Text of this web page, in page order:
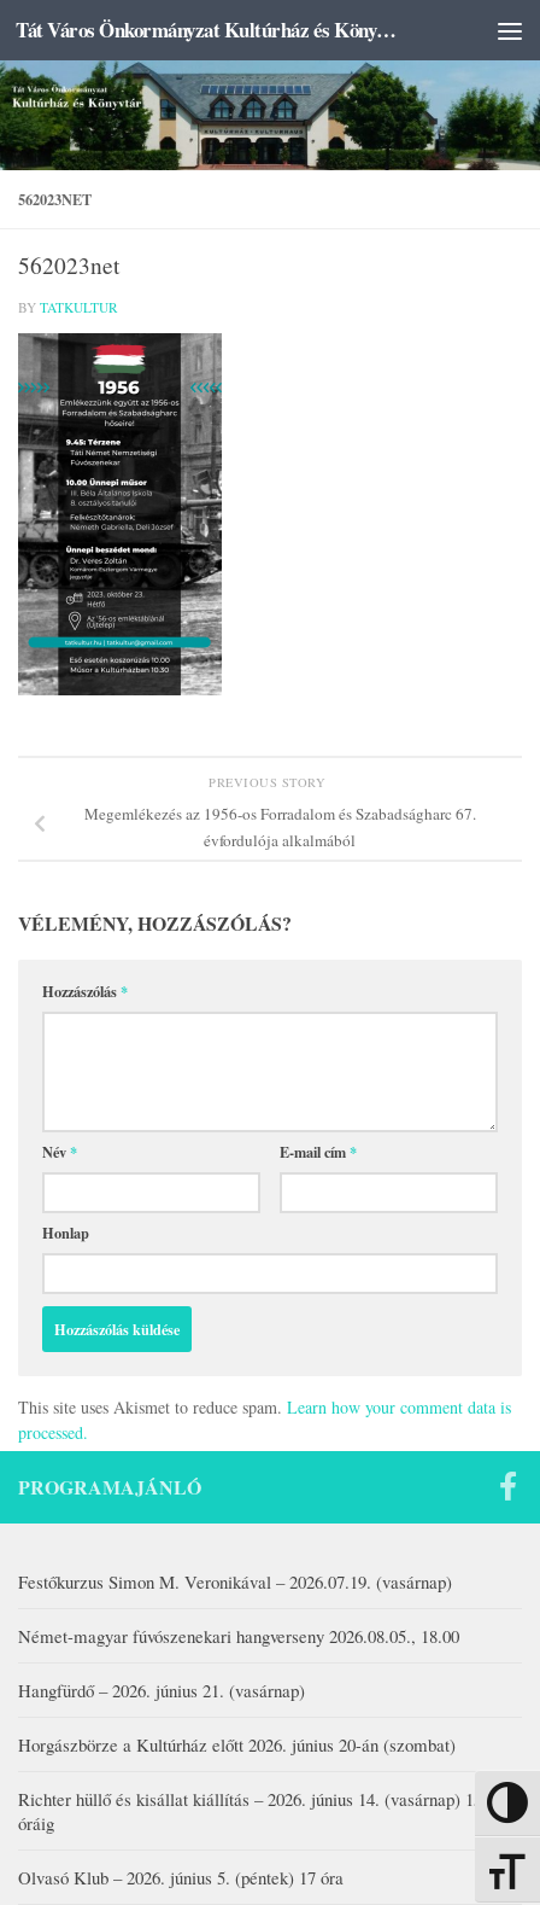
Nagy
Skip to content Tát Város Önkormányzat Kultúrház és Könyvtár
562023NET
562023net
BY TATKULTUR
PREVIOUS STORY
Megemlékezés az 1956-os Forradalom és Szabadságharc 67.
évfordulója alkalmából
VÉLEMÉNY, HOZZÁSZÓLÁS?
Hozzászólás*
Név* E-mail cím*
Honlap
This site uses Akismet to reduce spam. Learn how your comment data is
processed.
PROGRAMAJÁNLÓ
Festőkurzus Simon M. Veronikával – 2026.07.19. (vasárnap)
Német-magyar fúvószenekari hangverseny 2026.08.05., 18.00
Hangfürdő – 2026. június 21. (vasárnap)
Horgászbörze a Kultúrház előtt 2026. június 20-án (szombat)
Richter hüllő és kisállat kiállítás – 2026. június 14. (vasárnap) 15-17
óráig
Olvasó Klub – 2026. június 5. (péntek) 17 óra